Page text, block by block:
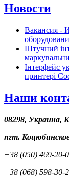
Новости
Вакансия -
Штучний
Інтерфейс
принтері
Наши
08298, Украина,
пгт.
+38 (050) 469-20-
+38 (068) 598-30-